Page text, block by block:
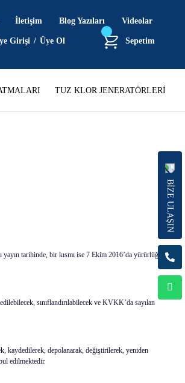
İletişim Blog Yazıları Videolar
Girişi / Üye Ol Sepetim
TUZ KLOR JENERATÖRLERİ
tarihinde, bir kısmı ise 7 Ekim 2016’da yürürlüğe
sınıflandırılabilecek ve KVKK’da sayılan
kaydedilerek, depolanarak, değiştirilerek, yeniden
edilmektedir.
BİZE ULAŞIN